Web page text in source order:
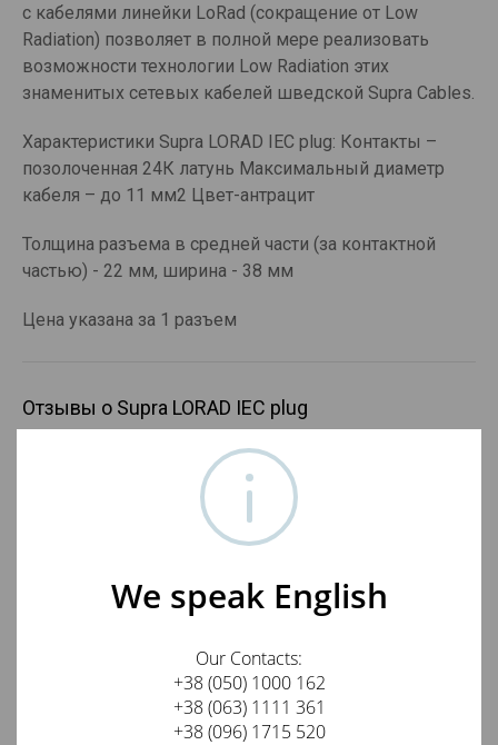
с кабелями линейки LoRad (сокращение от Low
Radiation) позволяет в полной мере реализовать
возможности технологии Low Radiation этих
знаменитых сетевых кабелей шведской Supra Cables.
Характеристики Supra LORAD IEC plug: Контакты –
позолоченная 24К латунь Максимальный диаметр
кабеля – до 11 мм2 Цвет-антрацит
Толщина разъема в средней части (за контактной
частью) - 22 мм, ширина - 38 мм
Цена указана за 1 разъем
Отзывы о Supra LORAD IEC plug
Оставить отзыв о товаре
We speak English
Our Contacts:
+38 (050) 1000 162
+38 (063) 1111 361
+38 (096) 1715 520